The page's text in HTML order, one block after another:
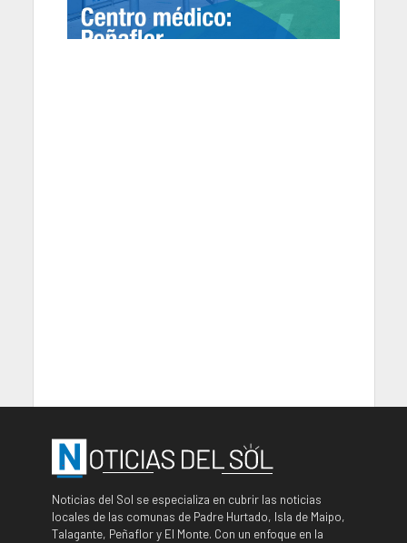
Noticias del Sol se especializa en cubrir las noticias
locales de las comunas de Padre Hurtado, Isla de Maipo,
Talagante, Peñaflor y El Monte. Con un enfoque en la